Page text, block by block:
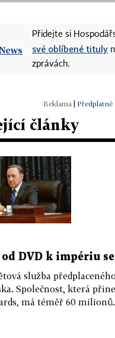
Přidejte si
své oblíbené tituly
zprávách.
Předplatné
články
DVD k impériu
služba
Společnost, která
má téměř 60